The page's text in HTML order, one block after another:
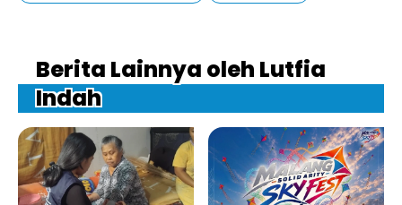
Berita Lainnya oleh Lutfia
Indah